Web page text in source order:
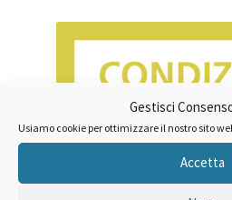
Gestisci
Usiamo cookie per ottimizzare il nostro sito
Accetta